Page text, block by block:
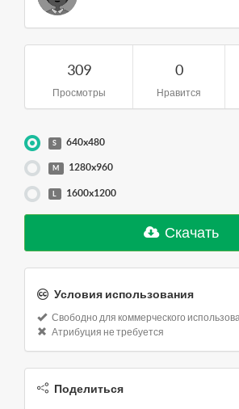
309
Просмотры
0
Нравится
S 640x480
M 1280x960
1600x1200
Скачать
Условия использования
Свободно для коммерческого
Атрибуция не требуется
Поделиться